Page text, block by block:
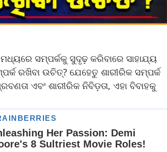
ସମ୍ପର୍କକୁ ସୁଦୃଢ଼ କରିବାରେ ସାହାଯ୍ୟ
ରଖିବା ଉଚିତ୍? ଯେହେତୁ ଶାରୀରିକ ସମ୍ପର୍କ
ଏବଂ ଶାରୀରିକ ନିବିଡ଼ତା, ଏହା ବିବାହକୁ